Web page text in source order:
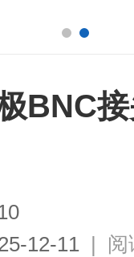
BNC
12-11 | 阅